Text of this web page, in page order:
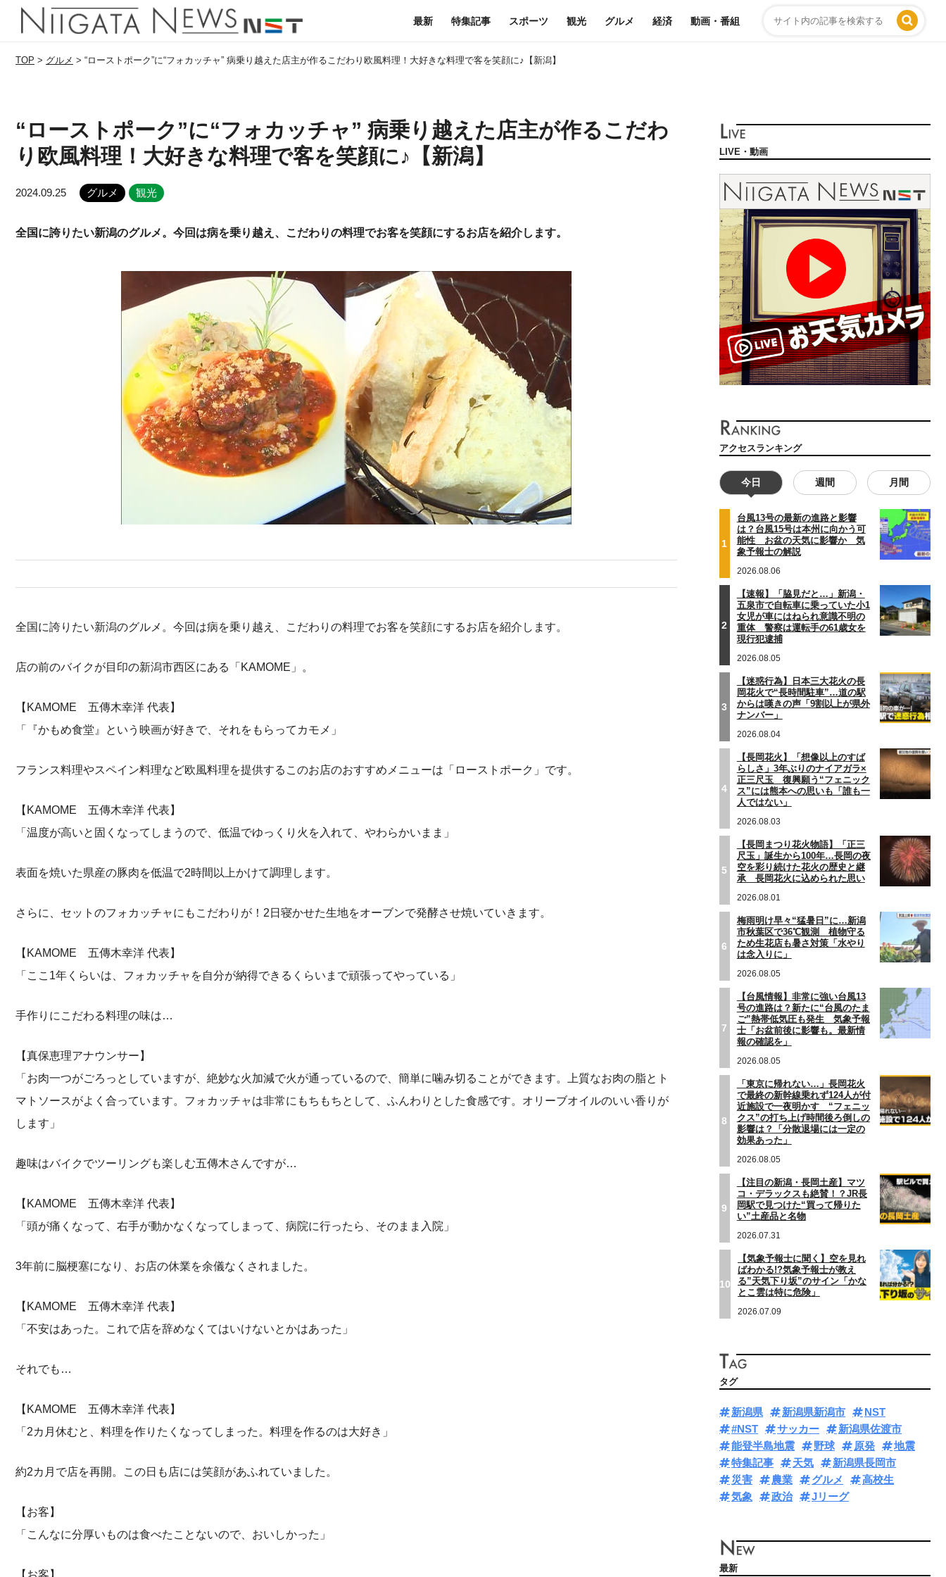
最新 特集記事 スポーツ 観光 グルメ 経済 動画・番組
TOP > グルメ > “ローストポーク”に“フォカッチャ” 病乗り越えた店主が作るこだわり欧風料理！大好きな料理で客を笑顔に♪【新潟】
“ローストポーク”に“フォカッチャ” 病乗り越えた店主が作るこだわ
り欧風料理！大好きな料理で客を笑顔に♪【新潟】
2024.09.25 グルメ 観光
全国に誇りたい新潟のグルメ。今回は病を乗り越え、こだわりの料理でお客を笑顔にするお店を紹介します。
全国に誇りたい新潟のグルメ。今回は病を乗り越え、こだわりの料理でお客を笑顔にするお店を紹介します。
店の前のバイクが目印の新潟市西区にある「KAMOME」。
【KAMOME 五傳木幸洋 代表】
「『かもめ食堂』という映画が好きで、それをもらってカモメ」
フランス料理やスペイン料理など欧風料理を提供するこのお店のおすすめメニューは「ローストポーク」です。
【KAMOME 五傳木幸洋 代表】
「温度が高いと固くなってしまうので、低温でゆっくり火を入れて、やわらかいまま」
表面を焼いた県産の豚肉を低温で2時間以上かけて調理します。
さらに、セットのフォカッチャにもこだわりが！2日寝かせた生地をオーブンで発酵させ焼いていきます。
【KAMOME 五傳木幸洋 代表】
「ここ1年くらいは、フォカッチャを自分が納得できるくらいまで頑張ってやっている」
手作りにこだわる料理の味は…
【真保恵理アナウンサー】
「お肉一つがごろっとしていますが、絶妙な火加減で火が通っているので、簡単に噛み切ることができます。上質なお肉の脂とト
マトソースがよく合っています。フォカッチャは非常にもちもちとして、ふんわりとした食感です。オリーブオイルのいい香りが
します」
趣味はバイクでツーリングも楽しむ五傳木さんですが…
【KAMOME 五傳木幸洋 代表】
「頭が痛くなって、右手が動かなくなってしまって、病院に行ったら、そのまま入院」
3年前に脳梗塞になり、お店の休業を余儀なくされました。
【KAMOME 五傳木幸洋 代表】
「不安はあった。これで店を辞めなくてはいけないとかはあった」
それでも…
【KAMOME 五傳木幸洋 代表】
「2カ月休むと、料理を作りたくなってしまった。料理を作るのは大好き」
約2カ月で店を再開。この日も店には笑顔があふれていました。
【お客】
「こんなに分厚いものは食べたことないので、おいしかった」
【お客】
LIVE・動画
アクセスランキング
今日 週間 月間
1
台風13号の最新の進路と影響
は？台風15号は本州に向かう可
能性 お盆の天気に影響か 気
象予報士の解説
2026.08.06
2
【速報】「脇見だと…」新潟・
五泉市で自転車に乗っていた小1
女児が車にはねられ意識不明の
重体 警察は運転手の61歳女を
現行犯逮捕
2026.08.05
3
【迷惑行為】日本三大花火の長
岡花火で“長時間駐車”…道の駅
からは嘆きの声「9割以上が県外
ナンバー」
2026.08.04
4
【長岡花火】「想像以上のすば
らしさ」3年ぶりのナイアガラ×
正三尺玉 復興願う“フェニック
ス”には熊本への思いも「誰も一
人ではない」
2026.08.03
5
【長岡まつり花火物語】「正三
尺玉」誕生から100年…長岡の夜
空を彩り続けた花火の歴史と継
承 長岡花火に込められた思い
2026.08.01
6
梅雨明け早々“猛暑日”に…新潟
市秋葉区で36℃観測 植物守る
ため生花店も暑さ対策「水やり
は念入りに」
2026.08.05
7
【台風情報】非常に強い台風13
号の進路は？新たに“台風のたま
ご”熱帯低気圧も発生 気象予報
士「お盆前後に影響も。最新情
報の確認を」
2026.08.05
8
「東京に帰れない…」長岡花火
で最終の新幹線乗れず124人が付
近施設で一夜明かす “フェニッ
クス”の打ち上げ時間後ろ倒しの
影響は？「分散退場には一定の
効果あった」
2026.08.05
9
【注目の新潟・長岡土産】マツ
コ・デラックスも絶賛！？JR長
岡駅で見つけた“買って帰りた
い”土産品と名物
2026.07.31
10
【気象予報士に聞く】空を見れ
ばわかる!?気象予報士が教え
る”天気下り坂”のサイン「かな
とこ雲は特に危険」
2026.07.09
タグ
新潟県 新潟県新潟市
NST
#NST
サッカー
新潟県佐渡市
能登半島地震
野球 原発
地震
特集記事
天気
新潟県長岡市
災害
農業 グルメ
高校生
気象
政治 Jリーグ
最新